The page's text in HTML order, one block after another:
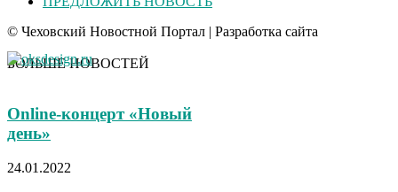
© Чеховский Новостной Портал | Разработка сайта
БОЛЬШЕ НОВОСТЕЙ
Online-концерт «Новый
день»
24.01.2022